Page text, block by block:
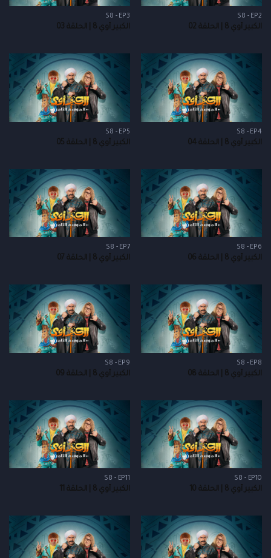
S8 - EP2
الكبير أوي 8 | الحلقة 02
S8 - EP3
الكبير أوي 8 | الحلقة 03
S8 - EP4
الكبير أوي 8 | الحلقة 04
S8 - EP5
الكبير أوي 8 | الحلقة 05
S8 - EP6
الكبير أوي 8 | الحلقة 06
S8 - EP7
الكبير أوي 8 | الحلقة 07
S8 - EP8
الكبير أوي 8 | الحلقة 08
S8 - EP9
الكبير أوي 8 | الحلقة 09
S8 - EP10
الكبير أوي 8 | الحلقة 10
S8 - EP11
الكبير أوي 8 | الحلقة 11